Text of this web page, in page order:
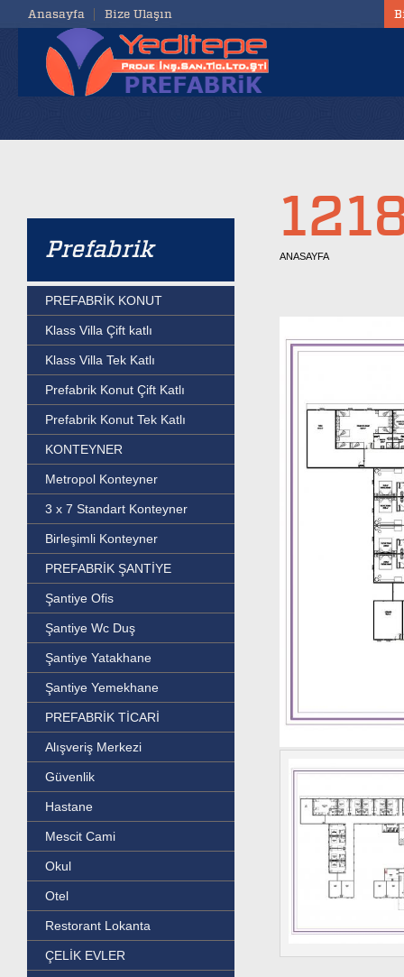
Anasayfa Bize Ulaşın
Prefabrik
PREFABRİK KONUT
Klass Villa Çift katlı
Klass Villa Tek Katlı
Prefabrik Konut Çift Katlı
Prefabrik Konut Tek Katlı
KONTEYNER
Metropol Konteyner
3 x 7 Standart Konteyner
Birleşimli Konteyner
PREFABRİK ŞANTİYE
Şantiye Ofis
Şantiye Wc Duş
Şantiye Yatakhane
Şantiye Yemekhane
PREFABRİK TİCARİ
Alışveriş Merkezi
Güvenlik
Hastane
Mescit Cami
Okul
Otel
Restorant Lokanta
ÇELİK EVLER
ANASAYFA